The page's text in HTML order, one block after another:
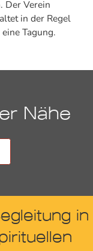
Der Verein
in der Regel
Tagung.
Nähe
in